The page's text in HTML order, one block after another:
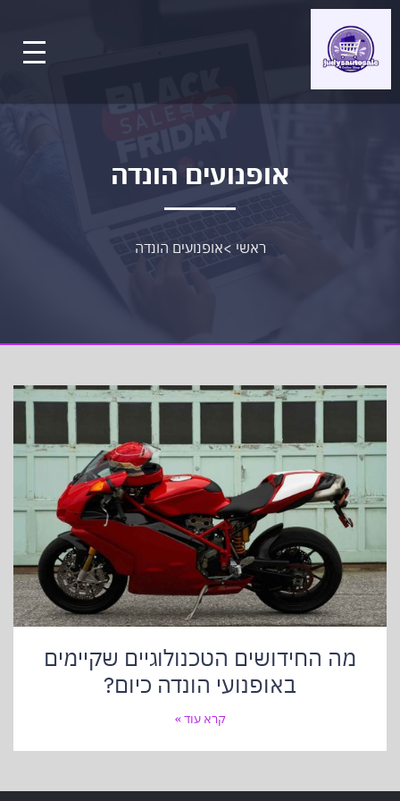
אופנועים הונדה
ראשי >אופנועים הונדה
מה החידושים הטכנולוגיים שקיימים
באופנועי הונדה כיום?
קרא עוד »